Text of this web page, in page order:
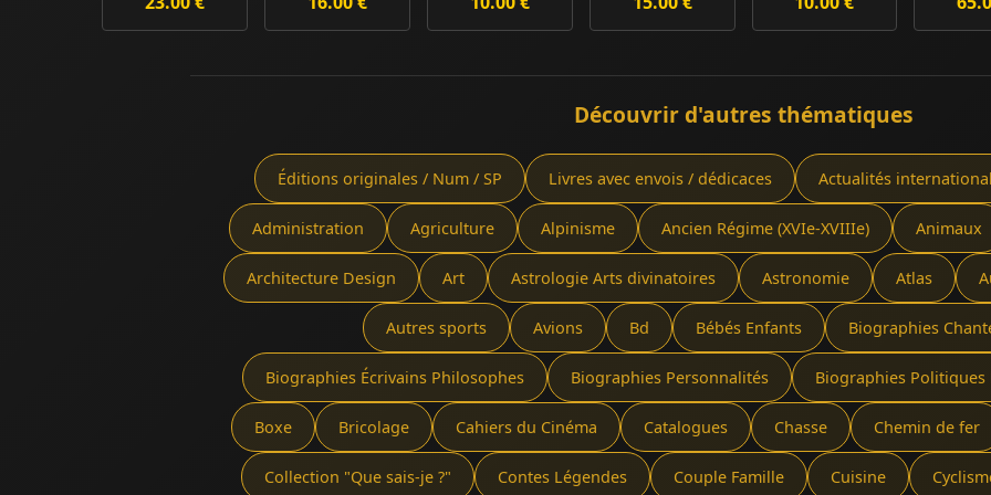
Découvrir d'autres thématiques
Éditions originales / Num / SP Livres avec envois / dédicaces Actualités
Administration Agriculture Alpinisme Ancien Régime (XVIe-XVIIIe) Animaux
Architecture Design Art Astrologie Arts divinatoires Astronomie Atlas
Autres sports Avions Bd Bébés Enfants Biographies
Biographies Écrivains Philosophes Biographies Personnalités Biographies
Boxe Bricolage Cahiers du Cinéma Catalogues Chasse Chemin de fer
Collection "Que sais-je ?" Contes Légendes Couple Famille Cuisine